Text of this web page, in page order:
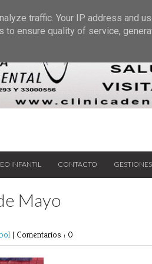
DE FOTOS 23/05/2026 20 may 2026
GALERIA DE FOTOS 25 Y 26/04/2026
INFANTIL CONTACTO GESTIONES
Mayo
| Comentarios : 0
traffic. Your IP address and
to ensure quality of service,